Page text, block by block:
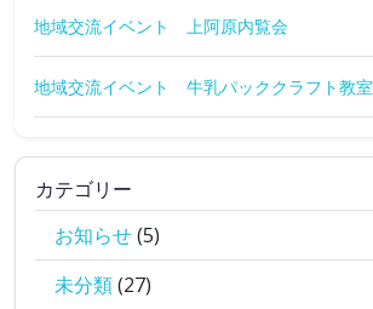
地域交流イベント 上阿原内覧会
地域交流イベント 牛乳パッククラフト教室
カテゴリー
お知らせ(5)
未分類(27)